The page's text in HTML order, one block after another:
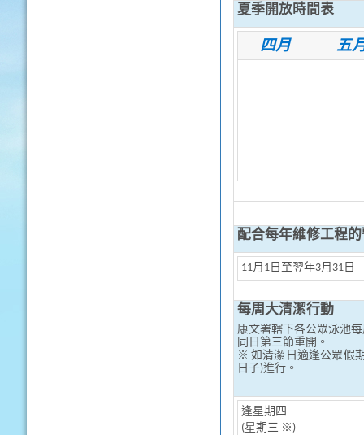
夏季開放時間表
四月 五
配合每年維修工程
11月1日至翌年3月31日
每周大清潔行動
康文署轄下各公眾泳池
同日第三節重開。
※ 如清潔日適逢公眾假
日子)進行。
逢星期四
(星期三 ※)